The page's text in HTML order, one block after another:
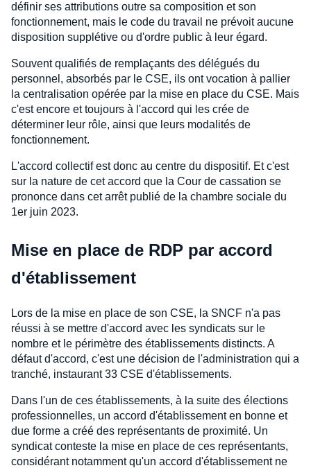
définir ses attributions outre sa composition et son
fonctionnement, mais le code du travail ne prévoit aucune
disposition supplétive ou d'ordre public à leur égard.
Souvent qualifiés de remplaçants des délégués du
personnel, absorbés par le CSE, ils ont vocation à pallier
la centralisation opérée par la mise en place du CSE. Mais
c'est encore et toujours à l'accord qui les crée de
déterminer leur rôle, ainsi que leurs modalités de
fonctionnement.
L'accord collectif est donc au centre du dispositif. Et c'est
sur la nature de cet accord que la Cour de cassation se
prononce dans cet arrêt publié de la chambre sociale du
1er juin 2023.
Mise en place de RDP par accord
d'établissement
Lors de la mise en place de son CSE, la SNCF n'a pas
réussi à se mettre d'accord avec les syndicats sur le
nombre et le périmètre des établissements distincts. A
défaut d'accord, c'est une décision de l'administration qui a
tranché, instaurant 33 CSE d'établissements.
Dans l'un de ces établissements, à la suite des élections
professionnelles, un accord d'établissement en bonne et
due forme a créé des représentants de proximité. Un
syndicat conteste la mise en place de ces représentants,
considérant notamment qu'un accord d'établissement ne